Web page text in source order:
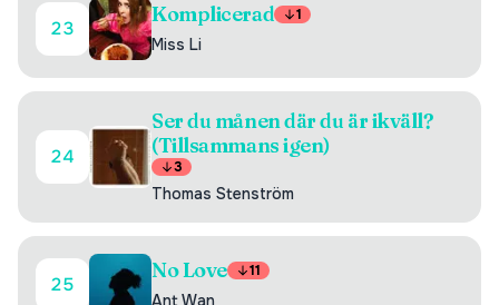
23
Komplicerad 1
Miss Li
24
Ser du månen där du är ikväll?
(Tillsammans igen)
3
Thomas Stenström
25
No Love 11
Ant Wan